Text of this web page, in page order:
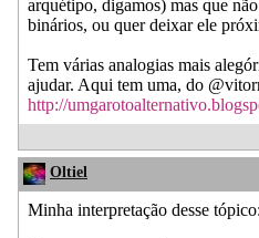
arquétipo, digamos) mas que
binários, ou quer deixar ele
Tem várias analogias mais
ajudar. Aqui tem uma, do
http://
Oltiel
Minha interpretação desse tópico: